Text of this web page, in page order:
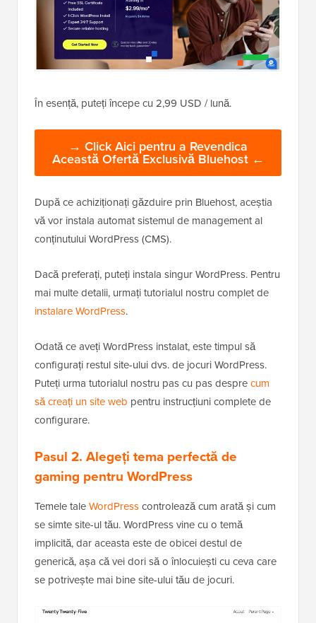
În esență, puteți începe cu 2,99 USD / lună.
→ Click Aici pentru a Revendica
Această Ofertă Exclusivă Bluehost ←
După ce achiziționați găzduire prin Bluehost, aceștia
vă vor instala automat sistemul de management al
conținutului WordPress (CMS).
Dacă preferați, puteți instala singur WordPress. Pentru
mai multe detalii, urmați tutorialul nostru complet de
instalare WordPress.
Odată ce aveți WordPress instalat, este timpul să
configurați restul site-ului dvs. de jocuri WordPress.
Puteți urma tutorialul nostru pas cu pas desprecum
să creați un site web pentru instrucțiuni complete de
configurare.
Pasul 2. Alegeți tema perfectă de
gaming pentru WordPress
Temele taleWordPresscontrolează cum arată și cum
se simte site-ul tău. WordPress vine cu o temă
implicită, dar aceasta este de obicei destul de
generică, așa că vei dori să o înlocuiești cu ceva care
se potrivește mai bine site-ului tău de jocuri.